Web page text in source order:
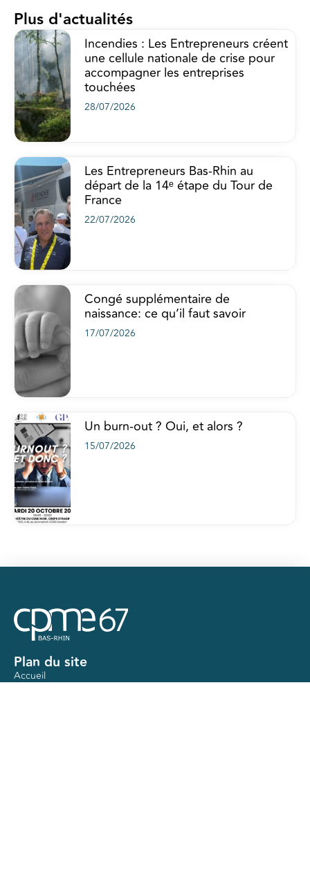
Plus d'actualités
Incendies : Les Entrepreneurs créent
une cellule nationale de crise pour
accompagner les entreprises
touchées
28/07/2026
Les Entrepreneurs Bas-Rhin au
départ de la 14ᵉ étape du Tour de
France
22/07/2026
Congé supplémentaire de
naissance: ce qu’il faut savoir
17/07/2026
Un burn-out ? Oui, et alors ?
15/07/2026
Plan du site
Accueil